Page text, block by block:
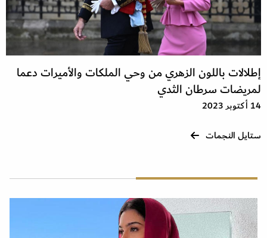
إطلالات باللون الزهري من وحي الملكات والأميرات دعما
لمريضات سرطان الثدي
14 أكتوبر 2023
ستايل النجمات